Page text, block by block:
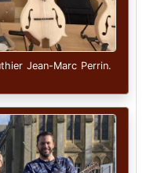
Jean-Marc Perrin.